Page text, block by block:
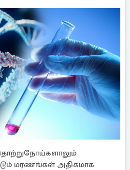
மரணங்கள் அதிகமாக